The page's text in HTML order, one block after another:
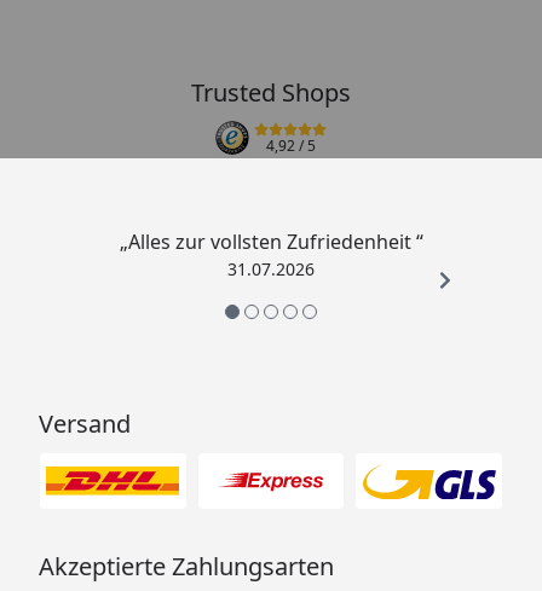
Trusted Shops
4,92/ 5
„Alles zur vollsten Zufriedenheit “
31.07.2026
Versand
Akzeptierte Zahlungsarten